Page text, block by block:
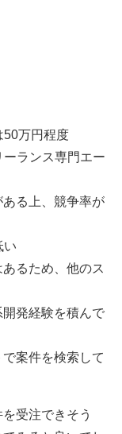
50万円程度
ランス専門エー
る上、競争率が
い
るため、他のス
発経験を積んで
案件を検索して
受注できそう